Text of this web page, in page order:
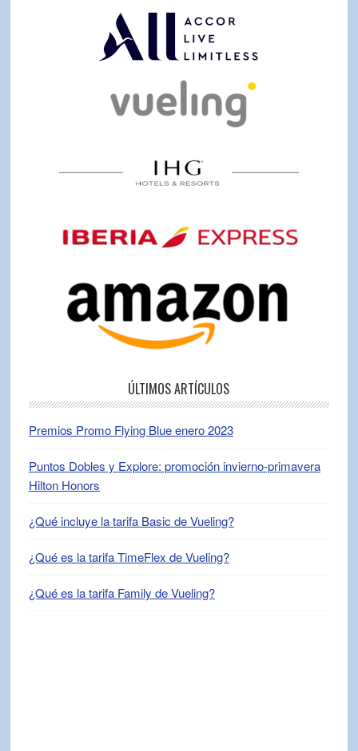
ÚLTIMOS ARTÍCULOS
Premios Promo Flying Blue enero 2023
Puntos Dobles y Explore: promoción invierno-primavera
Hilton Honors
¿Qué incluye la tarifa Basic de Vueling?
¿Qué es la tarifa TimeFlex de Vueling?
¿Qué es la tarifa Family de Vueling?